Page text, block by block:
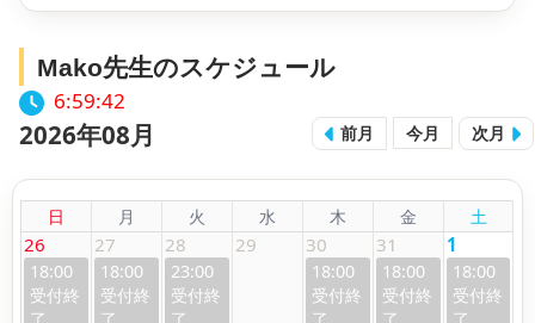
Mako先生のスケジュール
6:59:43
2026年08月 前月 今月 次月
日 月 火 水 木 金 土
26
18:00
27
18:00
28
23:00
29 30
18:00
31
18:00
1
18:00